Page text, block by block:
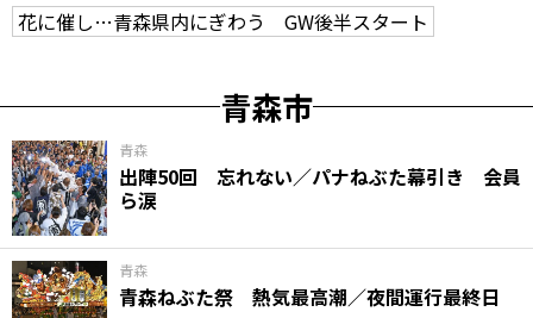
花に催し…青森県内にぎわう GW後半スタート
青森市
青森
出陣50回 忘れない／パナねぶた幕引き 会員
ら涙
青森
青森ねぶた祭 熱気最高潮／夜間運行最終日